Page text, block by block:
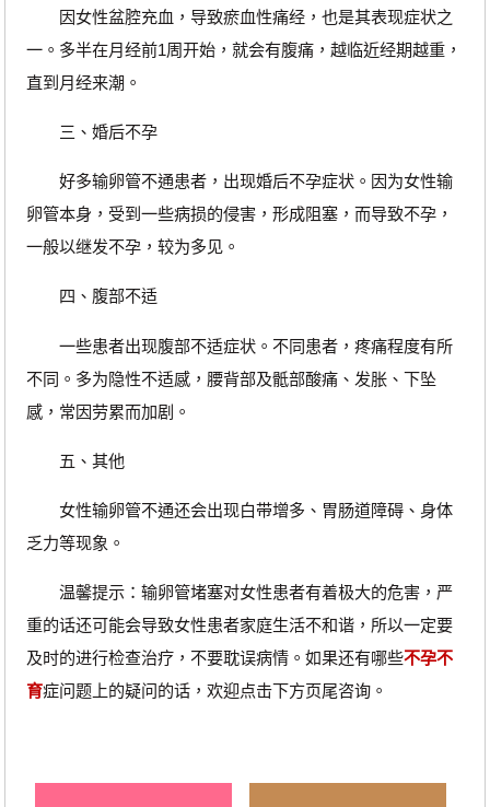
因女性盆腔充血，导致瘀血性痛经，也是其表现症状之
一。多半在月经前1周开始，就会有腹痛，越临近经期越重，
直到月经来潮。
三、婚后不孕
好多输卵管不通患者，出现婚后不孕症状。因为女性输
卵管本身，受到一些病损的侵害，形成阻塞，而导致不孕，
一般以继发不孕，较为多见。
四、腹部不适
一些患者出现腹部不适症状。不同患者，疼痛程度有所
不同。多为隐性不适感，腰背部及骶部酸痛、发胀、下坠
感，常因劳累而加剧。
五、其他
女性输卵管不通还会出现白带增多、胃肠道障碍、身体
乏力等现象。
温馨提示：输卵管堵塞对女性患者有着极大的危害，严
重的话还可能会导致女性患者家庭生活不和谐，所以一定要
及时的进行检查治疗，不要耽误病情。如果还有哪些不孕不
育症问题上的疑问的话，欢迎点击下方页尾咨询。